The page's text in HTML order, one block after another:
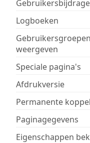
Logboeken
Gebruikersgroepen
weergeven
Speciale pagina's
Afdrukversie
Permanente
Paginagegevens
Eigenschappen